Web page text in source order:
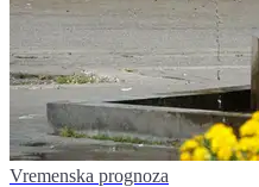
Vremenska prognoza